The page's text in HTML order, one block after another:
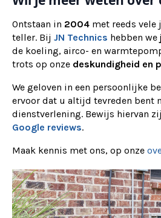
Ontstaan in 2004 met reeds vele
teller. Bij JN Technics hebben we
de koeling, airco- en
trots op onze deskundigheid en
We geloven in een persoonlijke
ervoor dat u altijd tevreden bent
dienstverlening. Bewijs hiervan
Google reviews.
Maak kennis met ons, op onze